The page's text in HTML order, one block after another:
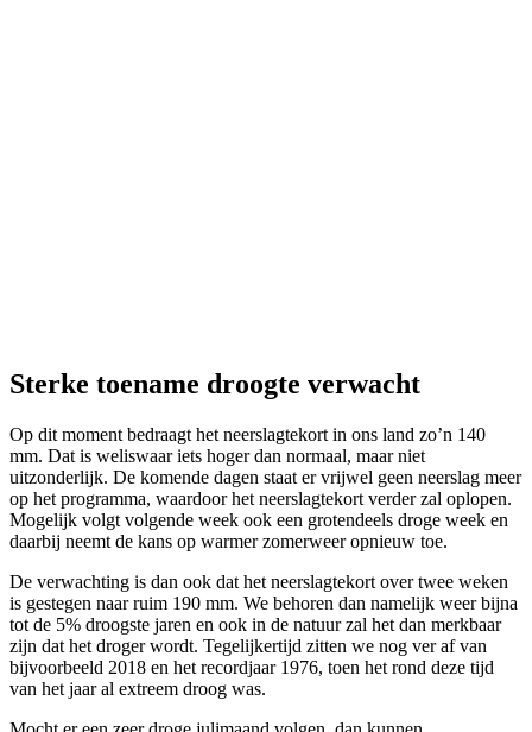
Sterke toename droogte verwacht
Op dit moment bedraagt het neerslagtekort in ons land zo’n 140
mm. Dat is weliswaar iets hoger dan normaal, maar niet
uitzonderlijk. De komende dagen staat er vrijwel geen neerslag meer
op het programma, waardoor het neerslagtekort verder zal oplopen.
Mogelijk volgt volgende week ook een grotendeels droge week en
daarbij neemt de kans op warmer zomerweer opnieuw toe.
De verwachting is dan ook dat het neerslagtekort over twee weken
is gestegen naar ruim 190 mm. We behoren dan namelijk weer bijna
tot de 5% droogste jaren en ook in de natuur zal het dan merkbaar
zijn dat het droger wordt. Tegelijkertijd zitten we nog ver af van
bijvoorbeeld 2018 en het recordjaar 1976, toen het rond deze tijd
van het jaar al extreem droog was.